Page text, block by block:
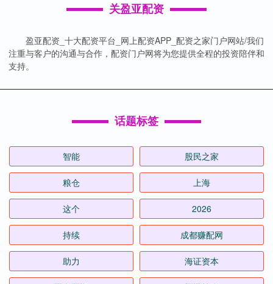
关盈亚配资
盈亚配资_十大配资平台_网上配资APP_配资之家门户网站/我们
注重与客户的沟通与合作，配资门户网将为您提供全程的投资陪伴和
支持。
话题标签
智能 股民之家
粮仓 上海
这个 2026
持续 成都赚配网
助力 海证资本